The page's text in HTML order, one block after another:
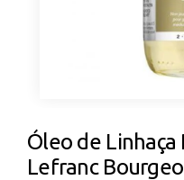
Óleo de
Lefranc